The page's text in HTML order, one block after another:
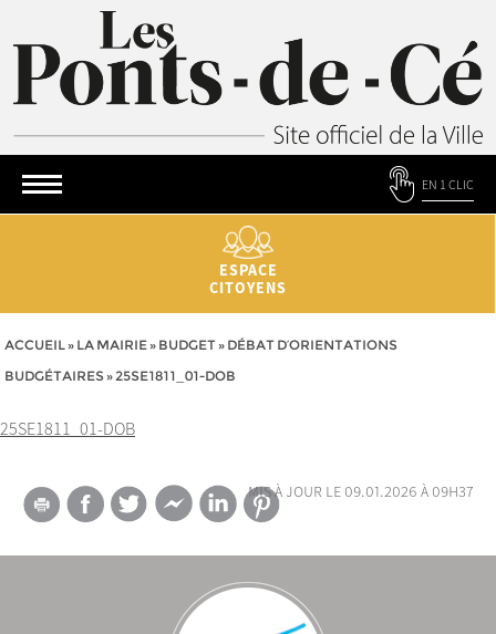
EN 1 CLIC
ESPACE
CITOYENS
ACCUEIL» LA MAIRIE» BUDGET» DÉBAT D’ORIENTATIONS
BUDGÉTAIRES»25SE1811_01-DOB
25SE1811_01-DOB
mis à jour le 09.01.2026 à 09h37